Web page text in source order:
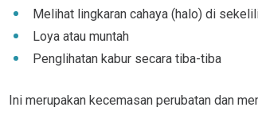
Melihat lingkaran cahaya (halo) di
Loya atau muntah
Penglihatan kabur secara tiba-tiba
Ini merupakan kecemasan perubatan dan